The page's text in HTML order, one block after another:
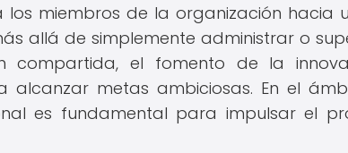
miembros de la organización hacia
allá de simplemente administrar o
compartida, el fomento de la
alcanzar metas ambiciosas. En el
es fundamental para impulsar el